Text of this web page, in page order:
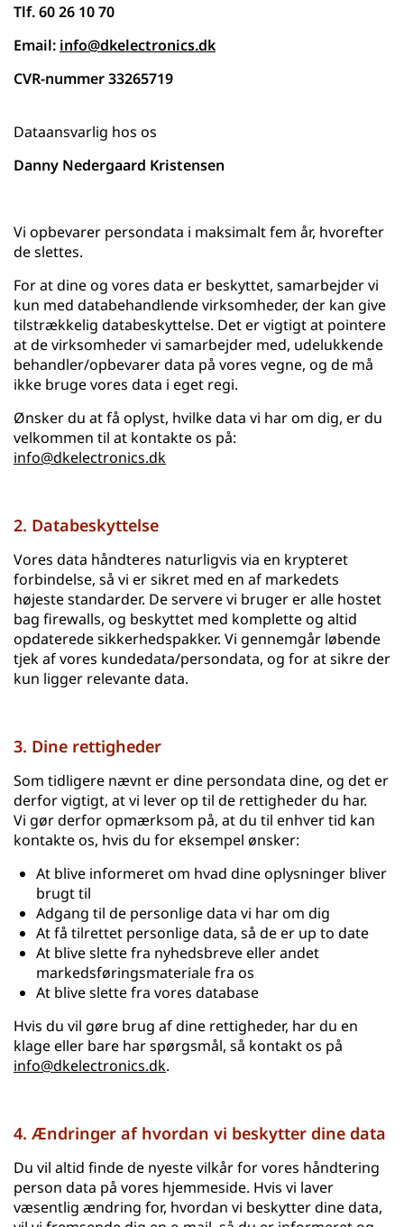
Tlf. 60 26 10 70
Email: info@dkelectronics.dk
CVR-nummer 33265719
Dataansvarlig hos os
Danny Nedergaard Kristensen
Vi opbevarer persondata i maksimalt fem år, hvorefter
de slettes.
For at dine og vores data er beskyttet, samarbejder vi
kun med databehandlende virksomheder, der kan give
tilstrækkelig databeskyttelse. Det er vigtigt at pointere
at de virksomheder vi samarbejder med, udelukkende
behandler/opbevarer data på vores vegne, og de må
ikke bruge vores data i eget regi.
Ønsker du at få oplyst, hvilke data vi har om dig, er du
velkommen til at kontakte os på:
info@dkelectronics.dk
2. Databeskyttelse
Vores data håndteres naturligvis via en krypteret
forbindelse, så vi er sikret med en af markedets
højeste standarder. De servere vi bruger er alle hostet
bag firewalls, og beskyttet med komplette og altid
opdaterede sikkerhedspakker. Vi gennemgår løbende
tjek af vores kundedata/persondata, og for at sikre der
kun ligger relevante data.
3. Dine rettigheder
Som tidligere nævnt er dine persondata dine, og det er
derfor vigtigt, at vi lever op til de rettigheder du har.
Vi gør derfor opmærksom på, at du til enhver tid kan
kontakte os, hvis du for eksempel ønsker:
At blive informeret om hvad dine oplysninger bliver
brugt til
Adgang til de personlige data vi har om dig
At få tilrettet personlige data, så de er up to date
At blive slette fra nyhedsbreve eller andet
markedsføringsmateriale fra os
At blive slette fra vores database
Hvis du vil gøre brug af dine rettigheder, har du en
klage eller bare har spørgsmål, så kontakt os på
info@dkelectronics.dk.
4. Ændringer af hvordan vi beskytter dine data
Du vil altid finde de nyeste vilkår for vores håndtering
person data på vores hjemmeside. Hvis vi laver
væsentlig ændring for, hvordan vi beskytter dine data,